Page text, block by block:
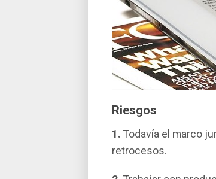
Riesgos
1. Todaví­a el marco
retrocesos.